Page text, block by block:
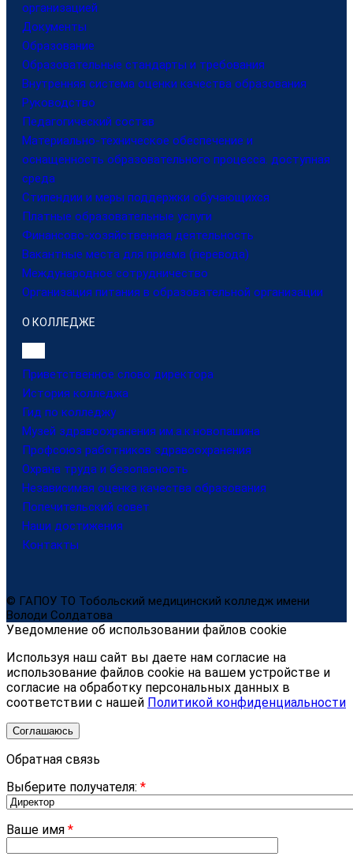
организацией
Документы
Образование
Образовательные стандарты и требования
Внутренняя система оценки качества образования
Руководство
Педагогический состав
Материально-техническое обеспечение и
оснащенность образовательного процесса. доступная
среда
Стипендии и меры поддержки обучающихся
Платные образовательные услуги
Финансово-хозяйственная деятельность
Вакантные места для приема (перевода)
Международное сотрудничество
Организация питания в образовательной организации
О КОЛЛЕДЖЕ
Приветственное слово директора
История колледжа
Гид по колледжу
Музей здравоохранения им.а.к.новопашина
Профсоюз работников здравоохранения
Охрана труда и безопасность
Независимая оценка качества образования
Попечительский совет
Наши достижения
Контакты
© ГАПОУ ТО Тобольский медицинский колледж имени
Володи Солдатова
Уведомление об использовании файлов cookie
Используя наш сайт вы даете нам согласие на
использование файлов cookie на вашем устройстве и
согласие на обработку персональных данных в
соответствии с нашей Политикой конфиденциальности
Соглашаюсь
Обратная связь
Выберите получателя: *
Ваше имя *